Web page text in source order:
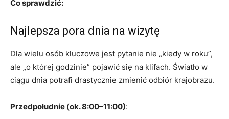
Co sprawdzić:
Najlepsza pora dnia na wizytę
Dla wielu osób kluczowe jest pytanie nie „kiedy w roku”,
ale „o której godzinie” pojawić się na klifach. Światło w
ciągu dnia potrafi drastycznie zmienić odbiór krajobrazu.
Przedpołudnie (ok. 8:00–11:00):